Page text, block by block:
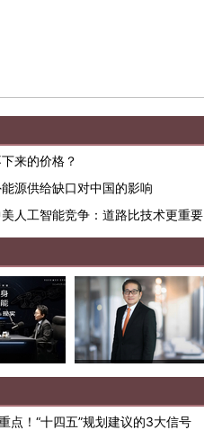
来的价格？
源供给缺口对中国的影响
人工智能竞争：道路比技术更重要
点！“十四五”规划建议的3大信号